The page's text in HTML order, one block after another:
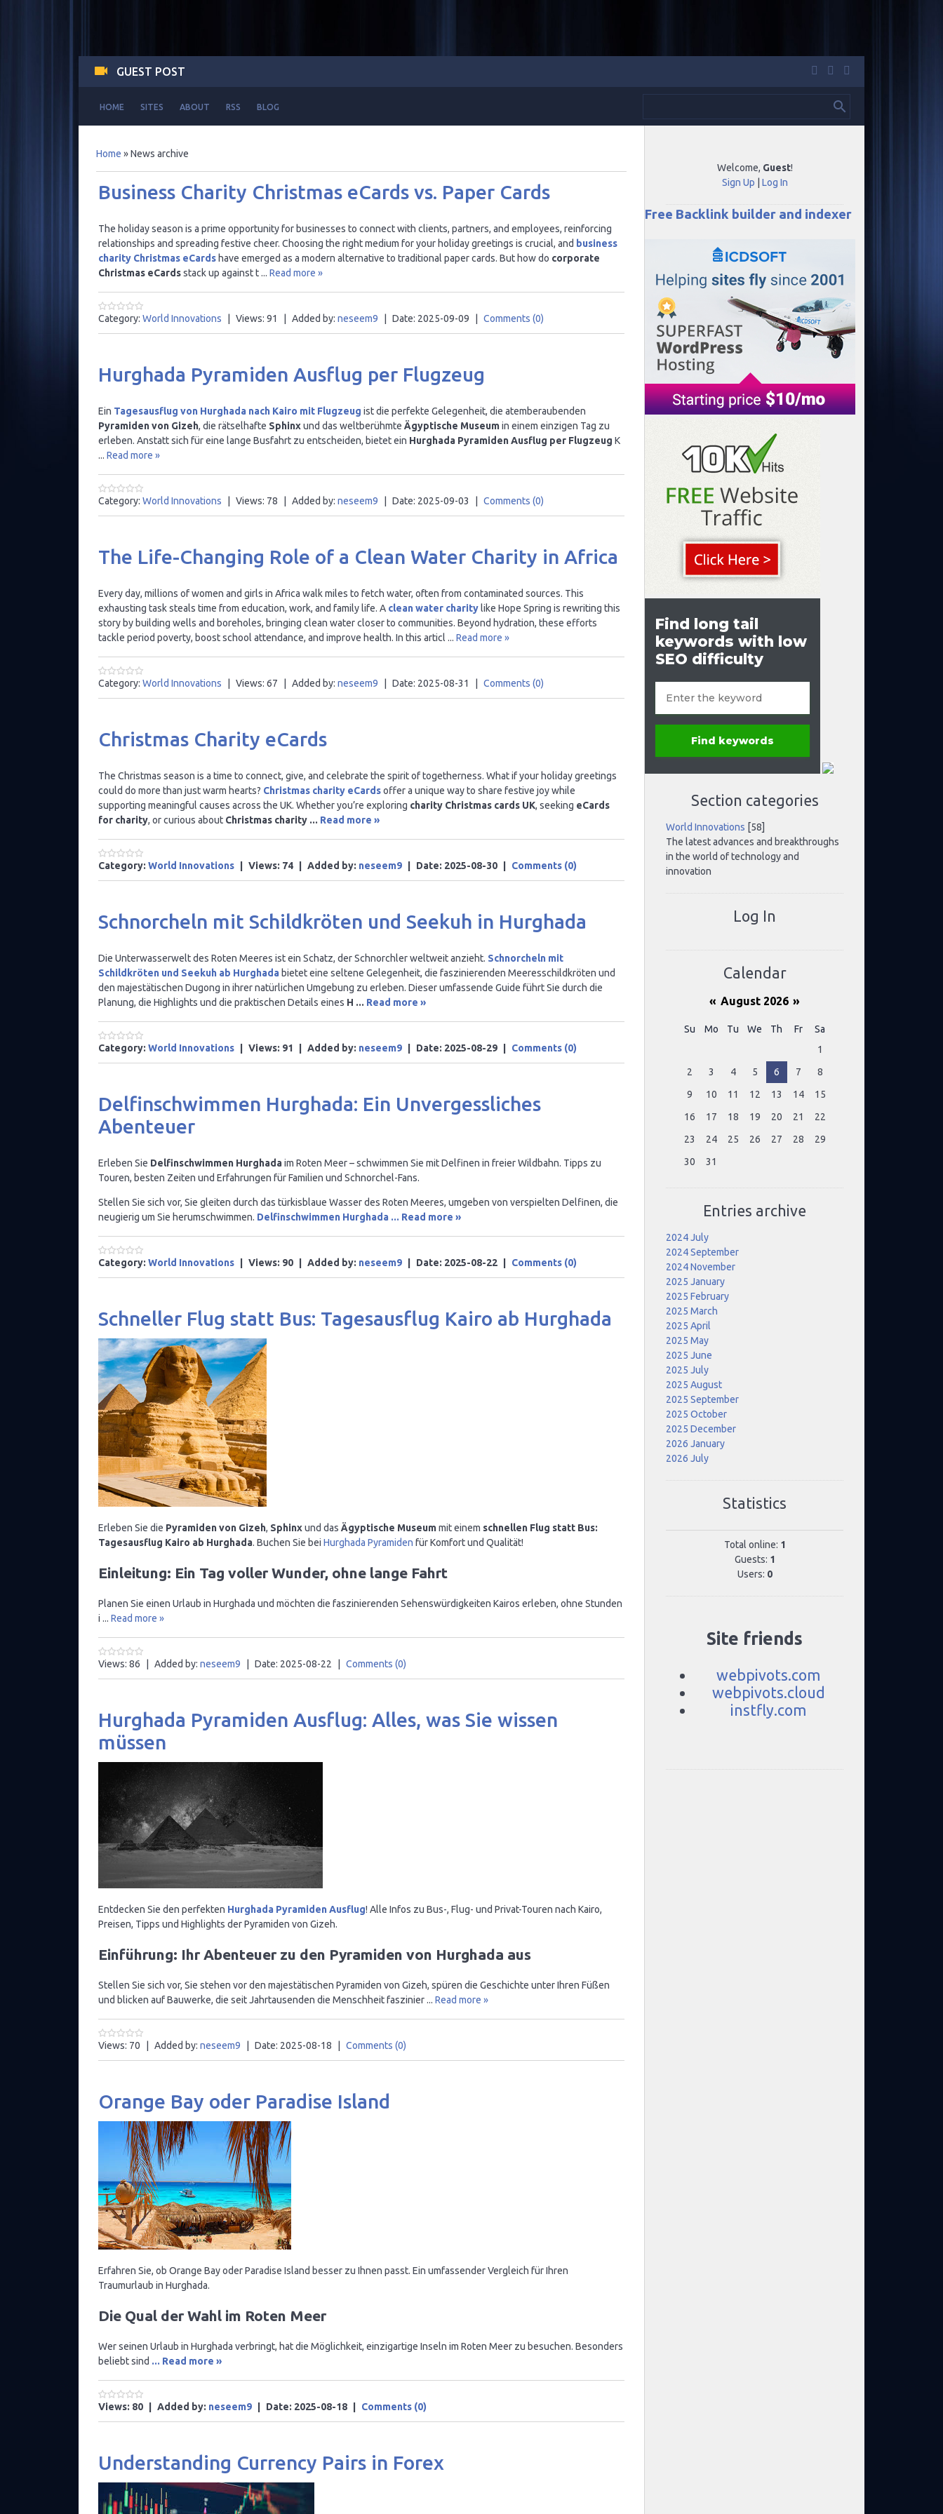
GUEST POST
HOME SITES ABOUT RSS BLOG
Home »News archive
Business Charity Christmas eCards vs. Paper Cards
The holiday season is a prime opportunity for businesses to connect with clients, partners, and employees, reinforcing
relationships and spreading festive cheer. Choosing the right medium for your holiday greetings is crucial, and business
charity Christmas eCards have emerged as a modern alternative to traditional paper cards. But how do corporate
Christmas eCardsstack up against t... Read more »
Category: World Innovations Views: 91 Added by: neseem9 Date: 2025-09-09 Comments (0)
Hurghada Pyramiden Ausflug per Flugzeug
Ein Tagesausflug von Hurghada nach Kairo mit Flugzeug ist die perfekte Gelegenheit, die atemberaubenden
Pyramiden von Gizeh, die rätselhafte Sphinxund das weltberühmte Ägyptische Museumin einem einzigen Tag zu
erleben. Anstatt sich für eine lange Busfahrt zu entscheiden, bietet ein Hurghada Pyramiden Ausflug per Flugzeug K
... Read more »
Category: World Innovations Views: 78 Added by: neseem9 Date: 2025-09-03 Comments (0)
The Life-Changing Role of a Clean Water Charity in Africa
Every day, millions of women and girls in Africa walk miles to fetch water, often from contaminated sources. This
exhausting task steals time from education, work, and family life. A clean water charity like Hope Spring is rewriting this
story by building wells and boreholes, bringing clean water closer to communities. Beyond hydration, these efforts
tackle period poverty, boost school attendance, and improve health. In this articl ... Read more »
Category: World Innovations Views: 67 Added by: neseem9 Date: 2025-08-31 Comments (0)
Christmas Charity eCards
The Christmas season is a time to connect, give, and celebrate the spirit of togetherness. What if your holiday greetings
could do more than just warm hearts? Christmas charity eCardsoffer a unique way to share festive joy while
supporting meaningful causes across the UK. Whether you’re exploring charity Christmas cards UK, seeking eCards
for charity, or curious about Christmas charity ... Read more »
Category: World Innovations Views: 74 Added by: neseem9 Date: 2025-08-30 Comments (0)
Schnorcheln mit Schildkröten und Seekuh in Hurghada
Die Unterwasserwelt des Roten Meeres ist ein Schatz, der Schnorchler weltweit anzieht. Schnorcheln mit
Schildkröten und Seekuh ab Hurghada bietet eine seltene Gelegenheit, die faszinierenden Meeresschildkröten und
den majestätischen Dugong in ihrer natürlichen Umgebung zu erleben. Dieser umfassende Guide führt Sie durch die
Planung, die Highlights und die praktischen Details eines H ... Read more »
Category: World Innovations Views: 91 Added by: neseem9 Date: 2025-08-29 Comments (0)
Delfinschwimmen Hurghada: Ein Unvergessliches
Abenteuer
Erleben Sie Delfinschwimmen Hurghadaim Roten Meer – schwimmen Sie mit Delfinen in freier Wildbahn. Tipps zu
Touren, besten Zeiten und Erfahrungen für Familien und Schnorchel-Fans.
Stellen Sie sich vor, Sie gleiten durch das türkisblaue Wasser des Roten Meeres, umgeben von verspielten Delfinen, die
neugierig um Sie herumschwimmen. Delfinschwimmen Hurghada ... Read more »
Category: World Innovations Views: 90 Added by: neseem9 Date: 2025-08-22 Comments (0)
Schneller Flug statt Bus: Tagesausflug Kairo ab Hurghada
Erleben Sie die Pyramiden von Gizeh, Sphinxund das Ägyptische Museummit einem schnellen Flug statt Bus:
Tagesausflug Kairo ab Hurghada. Buchen Sie bei Hurghada Pyramiden für Komfort und Qualität!
Einleitung: Ein Tag voller Wunder, ohne lange Fahrt
Planen Sie einen Urlaub in Hurghada und möchten die faszinierenden Sehenswürdigkeiten Kairos erleben, ohne Stunden
i ... Read more »
Views: 86 Added by: neseem9 Date: 2025-08-22 Comments (0)
Hurghada Pyramiden Ausflug: Alles, was Sie wissen
müssen
Entdecken Sie den perfekten Hurghada Pyramiden Ausflug! Alle Infos zu Bus-, Flug- und Privat-Touren nach Kairo,
Preisen, Tipps und Highlights der Pyramiden von Gizeh.
Einführung: Ihr Abenteuer zu den Pyramiden von Hurghada aus
Stellen Sie sich vor, Sie stehen vor den majestätischen Pyramiden von Gizeh, spüren die Geschichte unter Ihren Füßen
und blicken auf Bauwerke, die seit Jahrtausenden die Menschheit faszinier... Read more »
Views: 70 Added by: neseem9 Date: 2025-08-18 Comments (0)
Orange Bay oder Paradise Island
Erfahren Sie, ob Orange Bay oder Paradise Island besser zu Ihnen passt. Ein umfassender Vergleich für Ihren
Traumurlaub in Hurghada.
Die Qual der Wahl im Roten Meer
Wer seinen Urlaub in Hurghada verbringt, hat die Möglichkeit, einzigartige Inseln im Roten Meer zu besuchen. Besonders
beliebt sind ... Read more »
Views: 80 Added by: neseem9 Date: 2025-08-18 Comments (0)
Understanding Currency Pairs in Forex
Welcome, Guest!
Sign Up
Log In
Free Backlink builder and indexer
Section categories
World Innovations [58]
The latest advances and breakthroughs
in the world of technology and
innovation
Log In
Calendar
« August 2026 »
Su Mo Tu We Th Fr
Sa
1
2
3 4 5 6 7
8
9
10 11 12 13 14
15
16
17 18 19 20 21
22
23
24 25 26 27 28
29
30
31
Entries archive
2024 July
2024 September
2024 November
2025 January
2025 February
2025 March
2025 April
2025 May
2025 June
2025 July
2025 August
2025 September
2025 October
2025 December
2026 January
2026 July
Statistics
Total online: 1
Guests: 1
Users: 0
Site friends
webpivots.com
webpivots.cloud
instfly.com